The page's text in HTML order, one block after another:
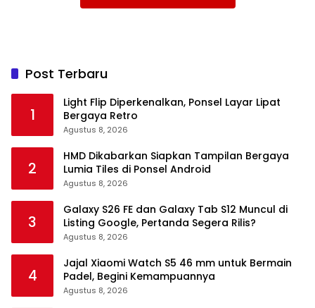
Post Terbaru
1
Light Flip Diperkenalkan, Ponsel Layar Lipat
Bergaya Retro
Agustus 8, 2026
2
HMD Dikabarkan Siapkan Tampilan Bergaya
Lumia Tiles di Ponsel Android
Agustus 8, 2026
3
Galaxy S26 FE dan Galaxy Tab S12 Muncul di
Listing Google, Pertanda Segera Rilis?
Agustus 8, 2026
4
Jajal Xiaomi Watch S5 46 mm untuk Bermain
Padel, Begini Kemampuannya
Agustus 8, 2026